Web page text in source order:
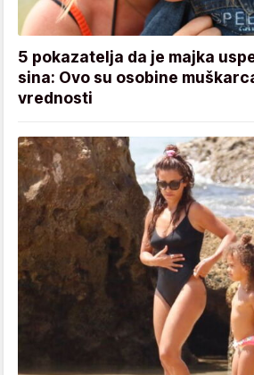
5 pokazatelja da je majka
sina: Ovo su osobine
vrednosti